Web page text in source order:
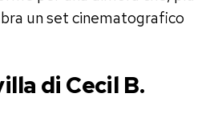
un set cinematografico
di Cecil B.